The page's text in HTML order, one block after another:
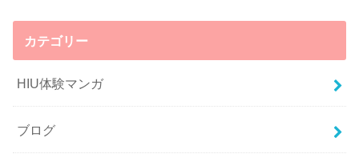
カテゴリー
HIU体験マンガ
ブログ